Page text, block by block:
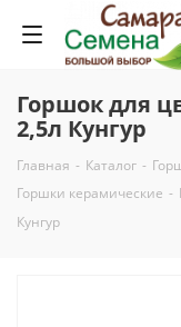
Горшок для
2,5л Кунгур
Главная - Каталог -
Горшки керамические -
Кунгур